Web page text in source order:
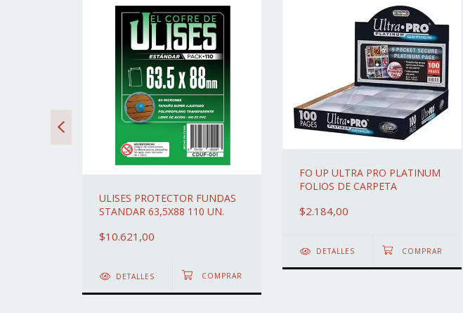
ULISES PROTECTOR FUNDAS
STANDAR 63,5X88 110 UN.
$10.621,00
DETALLES
FO UP ULTRA PRO PLATINUM
FOLIOS DE CARPETA
$2.184,00
DETALLES